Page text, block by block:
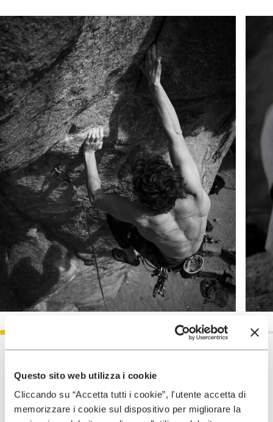
Questo sito web utilizza i cookie
Cliccando su “Accetta tutti i cookie”, l'utente accetta di
memorizzare i cookie sul dispositivo per migliorare la
Palmarés